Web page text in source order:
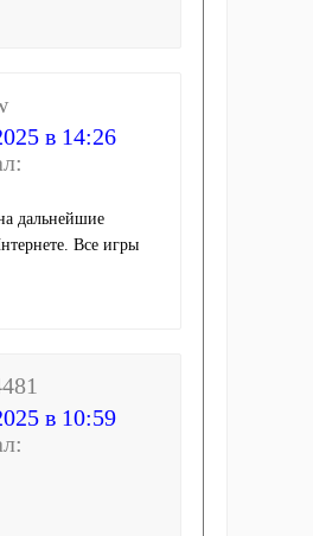
в 14:26
дальнейшие
Все игры
в 10:59